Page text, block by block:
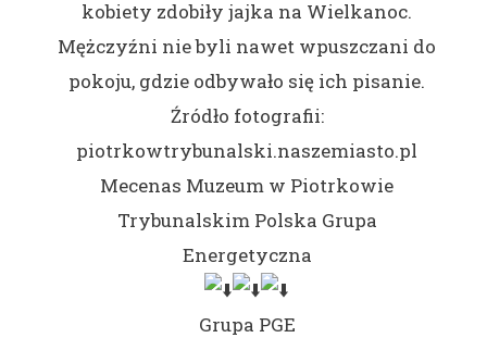
kobiety zdobiły jajka na Wielkanoc.
Mężczyźni nie byli nawet wpuszczani do
pokoju, gdzie odbywało się ich pisanie.
Źródło fotografii:
piotrkowtrybunalski.naszemiasto.pl
Mecenas Muzeum w Piotrkowie
Trybunalskim Polska Grupa
Energetyczna
Grupa PGE